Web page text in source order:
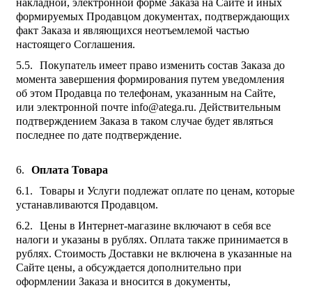
формируемых Продавцом документах, подтверждающих
факт Заказа и являющихся неотъемлемой частью
настоящего Соглашения.
Покупатель имеет право изменить состав Заказа до
момента завершения формирования путем уведомления
об этом Продавца по телефонам, указанным на Сайте,
или электронной почте info@atega.ru. Действительным
подтверждением Заказа в таком случае будет являться
последнее по дате подтверждение.
Оплата Товара
Товары и Услуги подлежат оплате по ценам, которые
устанавливаются Продавцом.
Цены в Интернет-магазине включают в себя все
налоги и указаны в рублях. Оплата также принимается в
рублях. Стоимость Доставки не включена в указанные на
Сайте цены, а обсуждается дополнительно при
оформлении Заказа и вносится в документы,